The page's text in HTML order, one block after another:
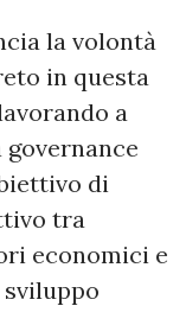
la volontà
in questa
a
di
tra
economici e